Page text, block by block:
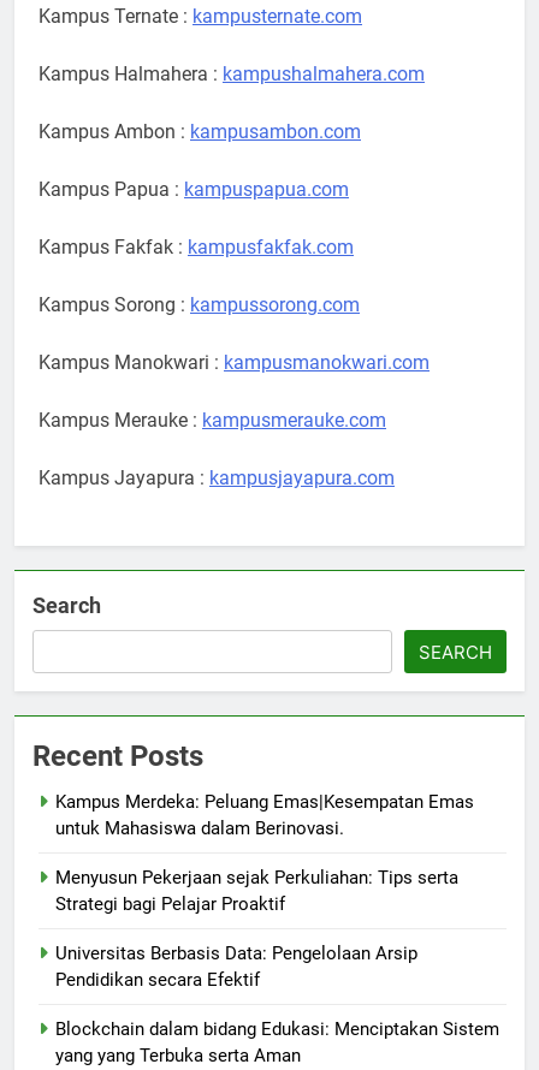
Kampus Ternate : kampusternate.com
Kampus Halmahera : kampushalmahera.com
Kampus Ambon : kampusambon.com
Kampus Papua : kampuspapua.com
Kampus Fakfak : kampusfakfak.com
Kampus Sorong : kampussorong.com
Kampus Manokwari : kampusmanokwari.com
Kampus Merauke : kampusmerauke.com
Kampus Jayapura : kampusjayapura.com
Search
SEARCH
Recent Posts
Kampus Merdeka: Peluang Emas|Kesempatan Emas
untuk Mahasiswa dalam Berinovasi.
Menyusun Pekerjaan sejak Perkuliahan: Tips serta
Strategi bagi Pelajar Proaktif
Universitas Berbasis Data: Pengelolaan Arsip
Pendidikan secara Efektif
Blockchain dalam bidang Edukasi: Menciptakan Sistem
yang yang Terbuka serta Aman